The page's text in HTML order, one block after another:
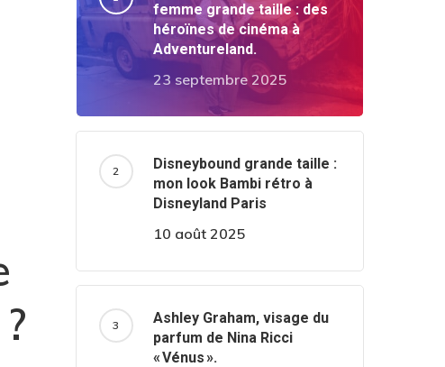
femme grande taille : des
héroïnes de cinéma à
Adventureland.
23 septembre 2025
Disneybound grande taille :
mon look Bambi rétro à
Disneyland Paris
10 août 2025
Ashley Graham, visage du
parfum de Nina Ricci
« Vénus ».